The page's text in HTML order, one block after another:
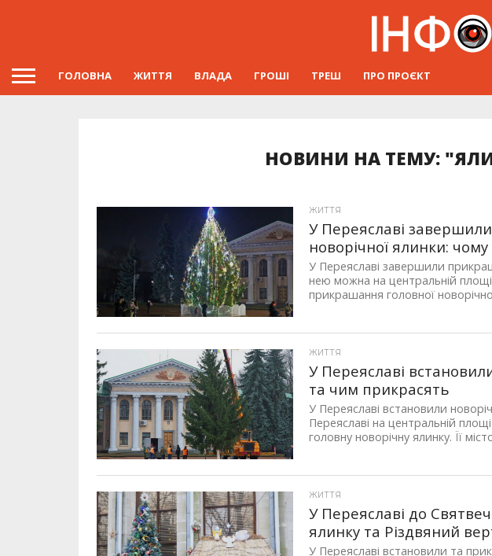
ГОЛОВНА ЖИТТЯ ВЛАДА ГРОШІ ТРЕШ ПРО ПРОЄКТ
НОВИНИ НА ТЕМУ:
ЖИТТЯ
У Переяславі
новорічної ялинки:
У Переяславі завершили
нею можна на центральній
прикрашання головної
ЖИТТЯ
У Переяславі
та чим прикрасять
У Переяславі встановили
Переяславі на центральній
головну новорічну ялинку. Її
ЖИТТЯ
У Переяславі до
ялинку та Різдвяний
У Переяславі встановили та